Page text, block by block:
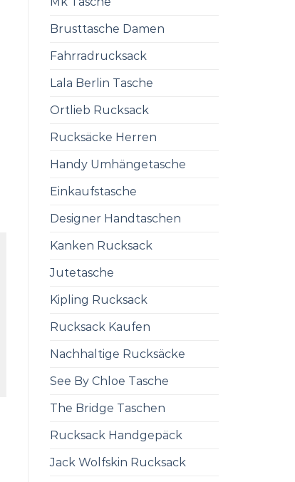
Brusttasche Damen
Fahrradrucksack
Lala Berlin Tasche
Ortlieb Rucksack
Rucksäcke Herren
Handy Umhängetasche
Einkaufstasche
Designer Handtaschen
Kanken Rucksack
Jutetasche
Kipling Rucksack
Rucksack Kaufen
Nachhaltige Rucksäcke
See By Chloe Tasche
The Bridge Taschen
Rucksack Handgepäck
Jack Wolfskin Rucksack